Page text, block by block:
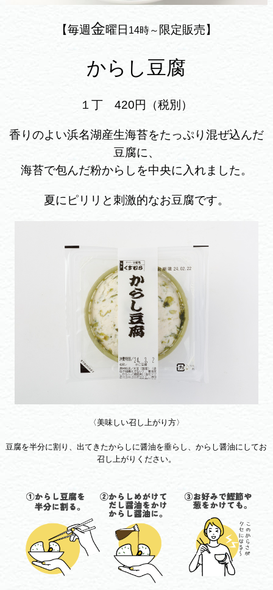
【毎週金曜日 14時～ 限定販売】
からし豆腐
１丁 420円（税別）
香りのよい浜名湖産生海苔をたっぷり混ぜ込んだ
豆腐に、
海苔で包んだ粉からしを中央に入れました。
夏にピリリと刺激的なお豆腐です。
〈美味しい召し上がり方〉
豆腐を半分に割り、出てきたからしに醤油を垂らし、からし醤油にしてお
召し上がりください。